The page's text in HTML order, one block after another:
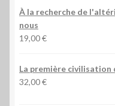
À la recherche de
nous
19,00€
La première civilisation
32,00€